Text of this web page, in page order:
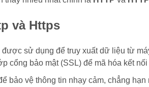
và Https
được sử dụng để truy xuất dữ liệu từ
cổng bảo mật (SSL) để mã hóa kết
bảo vệ thông tin nhạy cảm, chẳng